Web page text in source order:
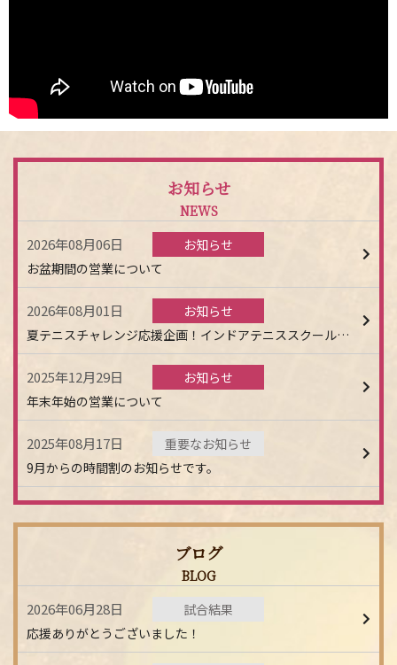
お知らせ
NEWS
2026年08月06日
お知らせ
お盆期間の営業について
2026年08月01日
お知らせ
夏テニスチャレンジ応援企画！インドアテニススクールならいつでも快適テニスで最高！！
2025年12月29日
お知らせ
年末年始の営業について
2025年08月17日
重要なお知らせ
9月からの時間割のお知らせです。
ブログ
BLOG
2026年06月28日
試合結果
応援ありがとうございました！